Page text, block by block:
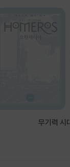
무기력 시